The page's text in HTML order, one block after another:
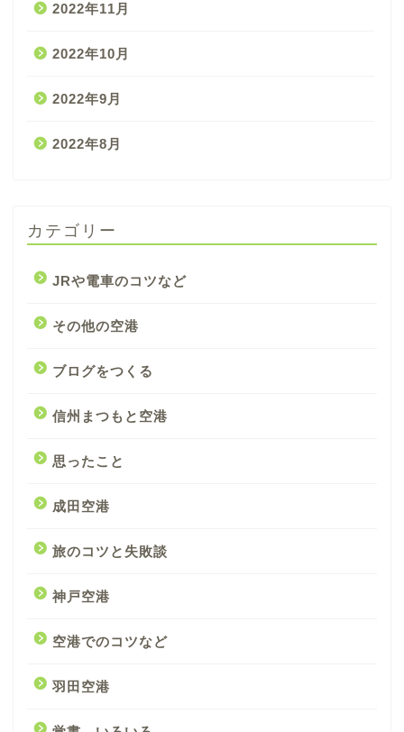
2022年11月
2022年10月
2022年9月
2022年8月
カテゴリー
JRや電車のコツなど
その他の空港
ブログをつくる
信州まつもと空港
思ったこと
成田空港
旅のコツと失敗談
神戸空港
空港でのコツなど
羽田空港